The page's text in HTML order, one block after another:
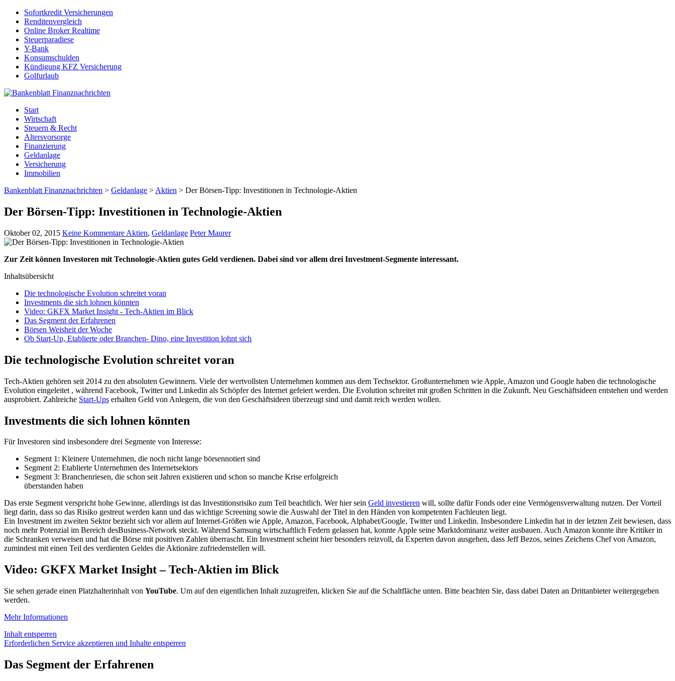
Sofortkredit Versicherungen
Renditenvergleich
Online Broker Realtime
Steuerparadiese
Y-Bank
Konsumschulden
Kündigung KFZ Versicherung
Golfurlaub
Start
Wirtschaft
Steuern & Recht
Altersvorsorge
Finanzierung
Geldanlage
Versicherung
Immobilien
Bankenblatt Finanznachrichten > Geldanlage > Aktien > Der Börsen-Tipp: Investitionen in Technologie-Aktien
Der Börsen-Tipp: Investitionen in Technologie-Aktien
Oktober 02, 2015 Keine Kommentare Aktien, Geldanlage Peter Maurer
Zur Zeit können Investoren mit Technologie-Aktien gutes Geld verdienen. Dabei sind vor allem drei Investment-Segmente interessant.
Inhaltsübersicht
Die technologische Evolution schreitet voran
Investments die sich lohnen könnten
Video: GKFX Market Insight - Tech-Aktien im Blick
Das Segment der Erfahrenen
Börsen Weisheit der Woche
Ob Start-Up, Etablierte oder Branchen- Dino, eine Investition lohnt sich
Die technologische Evolution schreitet voran
Tech-Aktien gehören seit 2014 zu den absoluten Gewinnern. Viele der wertvollsten Unternehmen kommen aus dem Techsektor. Großunternehmen wie Apple, Amazon und Google haben die technologische
Evolution eingeleitet , während Facebook, Twitter und Linkedin als Schöpfer des Internet gefeiert werden. Die Evolution schreitet mit großen Schritten in die Zukunft. Neu Geschäftsideen entstehen und werden
ausprobiert. Zahlreiche Start-Ups erhalten Geld von Anlegern, die von den Geschäftsideen überzeugt sind und damit reich werden wollen.
Investments die sich lohnen könnten
Für Investoren sind insbesondere drei Segmente von Interesse:
Segment 1: Kleinere Unternehmen, die noch nicht lange börsennotiert sind
Segment 2: Etablierte Unternehmen des Internetsektors
Segment 3: Branchenriesen, die schon seit Jahren existieren und schon so manche Krise erfolgreich
überstanden haben
Das erste Segment verspricht hohe Gewinne, allerdings ist das Investitionsrisiko zum Teil beachtlich. Wer hier sein Geld investieren will, sollte dafür Fonds oder eine Vermögensverwaltung nutzen. Der Vorteil
liegt darin, dass so das Risiko gestreut werden kann und das wichtige Screening sowie die Auswahl der Titel in den Händen von kompetenten Fachleuten liegt.
Ein Investment im zweiten Sektor bezieht sich vor allem auf Internet-Größen wie Apple, Amazon, Facebook, Alphabet/Google, Twitter und Linkedin. Insbesondere Linkedin hat in der letzten Zeit bewiesen, dass
noch mehr Potenzial im Bereich desBusiness-Network steckt. Während Samsung wirtschaftlich Federn gelassen hat, konnte Apple seine Marktdominanz weiter ausbauen. Auch Amazon konnte ihre Kritiker in
die Schranken verweisen und hat die Börse mit positiven Zahlen überrascht. Ein Investment scheint hier besonders reizvoll, da Experten davon ausgehen, dass Jeff Bezos, seines Zeichens Chef von Amazon,
zumindest mit einen Teil des verdienten Geldes die Aktionäre zufriedenstellen will.
Video: GKFX Market Insight – Tech-Aktien im Blick
Sie sehen gerade einen Platzhalterinhalt von YouTube. Um auf den eigentlichen Inhalt zuzugreifen, klicken Sie auf die Schaltfläche unten. Bitte beachten Sie, dass dabei Daten an Drittanbieter weitergegeben
werden.
Mehr Informationen
Inhalt entsperren
Erforderlichen Service akzeptieren und Inhalte entsperren
Das Segment der Erfahrenen